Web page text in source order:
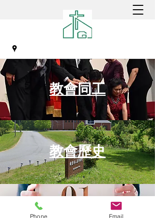
綠堡華人基督教會
教會同工
教會歷史
Phone Email